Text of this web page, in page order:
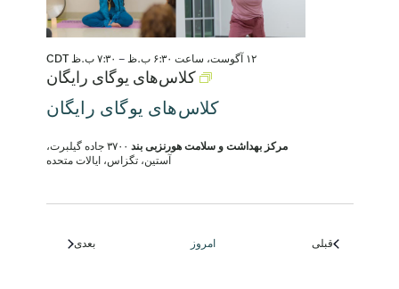
کلاس‌های یوگای رایگان
۱۲ آگوست، ساعت ۶:۳۰ ب.ظ – ۷:۳۰ ب.ظ CDT
کلاس‌های یوگای رایگان
مرکز بهداشت و سلامت هورنزبی بند
۳۷۰۰ جاده گیلبرت،
آستین، تگزاس، ایالات متحده
قبلیرویدادها امروز بعدیرویدادها